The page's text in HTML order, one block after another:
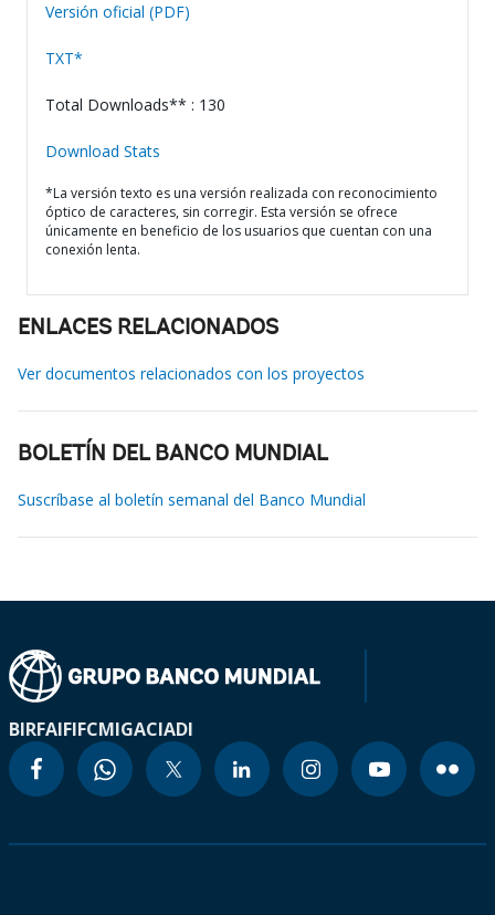
Versión oficial (PDF)
TXT*
Total Downloads** : 130
Download Stats
*La versión texto es una versión realizada con reconocimiento
óptico de caracteres, sin corregir. Esta versión se ofrece
únicamente en beneficio de los usuarios que cuentan con una
conexión lenta.
ENLACES RELACIONADOS
Ver documentos relacionados con los proyectos
BOLETÍN DEL BANCO MUNDIAL
Suscríbase al boletín semanal del Banco Mundial
BIRFAIFIFCMIGACIADI